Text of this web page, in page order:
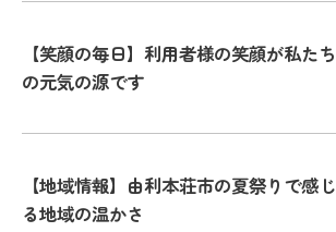
【笑顔の毎日】利用者様の笑顔が私たち
の元気の源です
【地域情報】由利本荘市の夏祭りで感じ
る地域の温かさ